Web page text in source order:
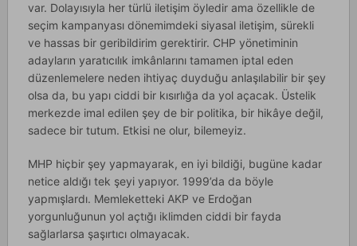
var. Dolayısıyla her türlü iletişim öyledir ama özellikle de
seçim kampanyası dönemimdeki siyasal iletişim, sürekli
ve hassas bir geribildirim gerektirir. CHP yönetiminin
adayların yaratıcılık imkânlarını tamamen iptal eden
düzenlemelere neden ihtiyaç duyduğu anlaşılabilir bir şey
olsa da, bu yapı ciddi bir kısırlığa da yol açacak. Üstelik
merkezde imal edilen şey de bir politika, bir hikâye değil,
sadece bir tutum. Etkisi ne olur, bilemeyiz.
MHP hiçbir şey yapmayarak, en iyi bildiği, bugüne kadar
netice aldığı tek şeyi yapıyor. 1999’da da böyle
yapmışlardı. Memleketteki AKP ve Erdoğan
yorgunluğunun yol açtığı iklimden ciddi bir fayda
sağlarlarsa şaşırtıcı olmayacak.